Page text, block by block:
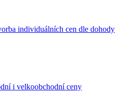
individuálních cen dle dohody
i velkoobchodní ceny